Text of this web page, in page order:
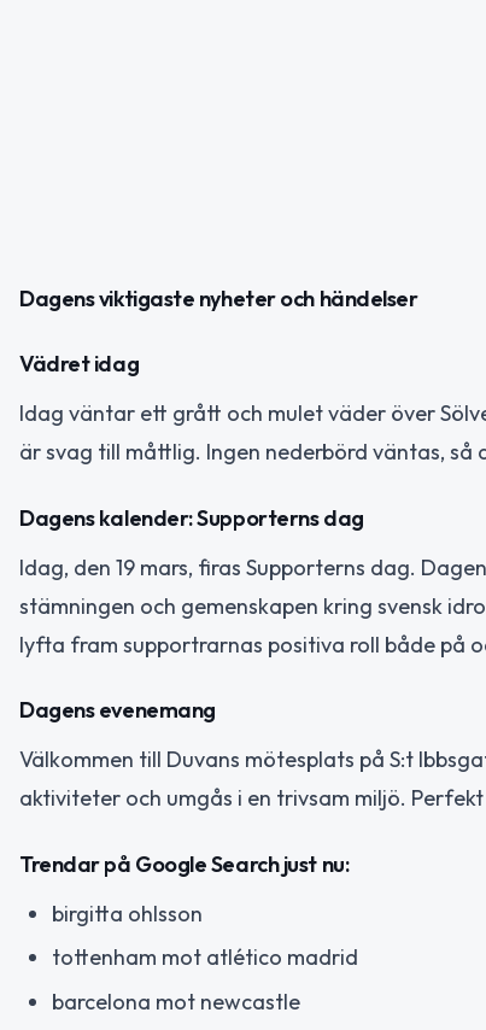
Dagens viktigaste nyheter och händelser
Vädret idag
Idag väntar ett grått och mulet väder över
är svag till måttlig. Ingen nederbörd väntas,
Dagens kalender: Supporterns dag
Idag, den 19 mars, firas Supporterns dag.
stämningen och gemenskapen kring svensk
lyfta fram supportrarnas positiva roll både på
Dagens evenemang
Välkommen till Duvans mötesplats på S:t
aktiviteter och umgås i en trivsam miljö.
Trendar på Google Search just nu:
birgitta ohlsson
tottenham mot atlético madrid
barcelona mot newcastle